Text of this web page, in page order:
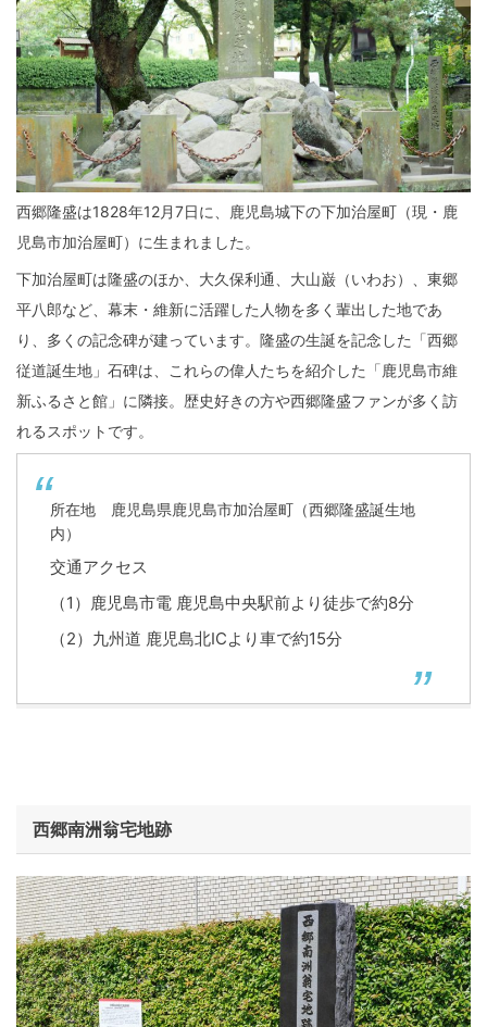
西郷隆盛は1828年12月7日に、鹿児島城下の下加治屋町（現・鹿
児島市加治屋町）に生まれました。
下加治屋町は隆盛のほか、大久保利通、大山巌（いわお）、東郷
平八郎など、幕末・維新に活躍した人物を多く輩出した地であ
り、多くの記念碑が建っています。隆盛の生誕を記念した「西郷
従道誕生地」石碑は、これらの偉人たちを紹介した「鹿児島市維
新ふるさと館」に隣接。歴史好きの方や西郷隆盛ファンが多く訪
れるスポットです。
所在地 鹿児島県鹿児島市加治屋町（西郷隆盛誕生地
内）
交通アクセス
（1）鹿児島市電 鹿児島中央駅前より徒歩で約8分
（2）九州道 鹿児島北ICより車で約15分
西郷南洲翁宅地跡